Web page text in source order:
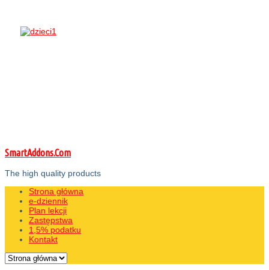
SmartAddons.Com
The high quality products
Strona główna
e-dziennik
Plan lekcji
Zastępstwa
1,5% podatku
Kontakt